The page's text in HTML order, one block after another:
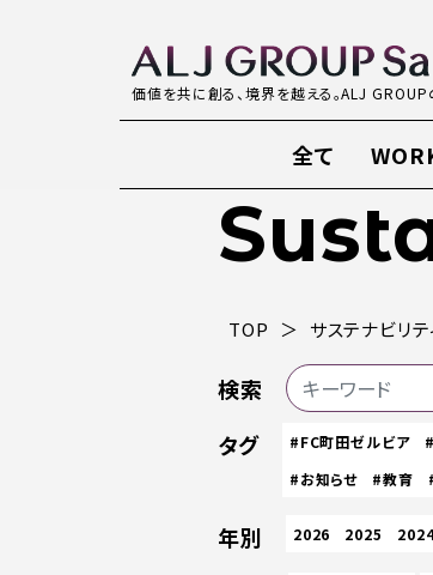
価値を共に創る、境界を越える。ALJ GROUP
全て
TOP サステナビリテ
検索
タグ
#FC町田ゼルビア
#お知らせ
#教育
年別 2026 2025